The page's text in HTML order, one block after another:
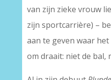
van zijn zieke vrouw
zijn sportcarrière) –
aan te geven waar
om draait: niet de bal,